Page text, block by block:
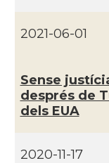
CAMON
2021-06-01
Sense
després de
dels EUA
2020-11-17